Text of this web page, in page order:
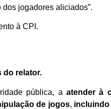
jogadores aliciados”.
à CPI.
do relator.
pública, a atender à
de jogos, incluindo